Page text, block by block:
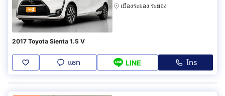
เมืองระยอง ระยอง
2017 Toyota Sienta 1.5 V
แชท LINE โทร